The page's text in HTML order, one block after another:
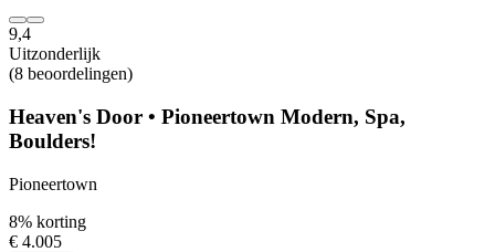
9,4
Uitzonderlijk
(8 beoordelingen)
Heaven's Door • Pioneertown Modern, Spa,
Boulders!
Pioneertown
8% korting
€ 4.005